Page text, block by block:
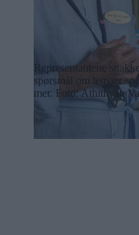
Representantene
spørsmål om temaer
mer. Foto: Athithyan